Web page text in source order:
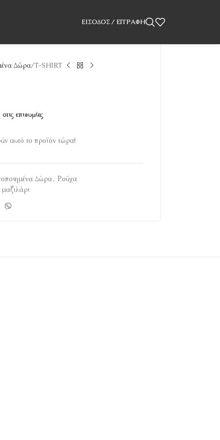
ΕΊΣΟΔΟΣ / ΕΓΓΡΑΦΉ
Δώρα T-SHIRT
επιθυμίες
αυτό το προϊόν τώρα!
Δώρα, Ρούχα